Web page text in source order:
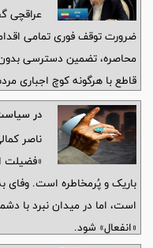
عراقچی
ضرورت توقف فوری تمامی
محاصره، تضمین دسترسی
قاطع با هرگونه کوچ اجباری
سرنوشت ملت فلسطین تأکید
در
ناصر
«فضیلت
باریک و پُرمخاطره است. وفای
است، اما در میدان نبرد با
«انفعال» شود.